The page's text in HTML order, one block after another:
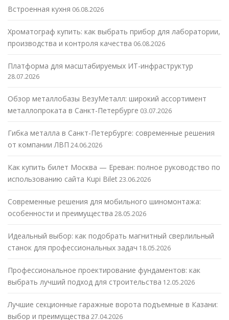
Встроенная кухня 06.08.2026
Хроматограф купить: как выбрать прибор для лаборатории,
производства и контроля качества 06.08.2026
Платформа для масштабируемых ИТ-инфраструктур
28.07.2026
Обзор металлобазы ВезуМеталл: широкий ассортимент
металлопроката в Санкт-Петербурге 03.07.2026
Гибка металла в Санкт-Петербурге: современные решения
от компании ЛВП 24.06.2026
Как купить билет Москва — Ереван: полное руководство по
использованию сайта Kupi Bilet23.06.2026
Современные решения для мобильного шиномонтажа:
особенности и преимущества 28.05.2026
Идеальный выбор: как подобрать магнитный сверлильный
станок для профессиональных задач 18.05.2026
Профессиональное проектирование фундаментов: как
выбрать лучший подход для строительства 12.05.2026
Лучшие секционные гаражные ворота подъемные в Казани:
выбор и преимущества 27.04.2026